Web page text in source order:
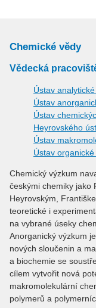
Chemické vědy
Vědecká
Ústav
Ústav
Ústav
Heyrovského
Ústav
Ústav
Chemický výzkum
českými chemiky jako
Heyrovským,
teoretické i
na vybrané úseky
Anorganický výzkum
nových sloučenin a
a biochemie se
cílem vytvořit nová
makromolekulární
polymerů a